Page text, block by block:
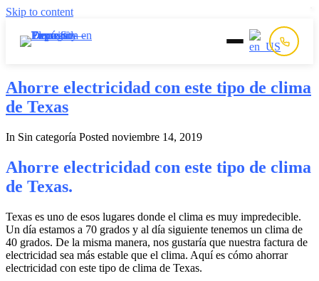
Skip to content
Inicio
Postpago
Contacto
Ahorre electricidad con este tipo de clima
de Texas
In Sin categoría Posted noviembre 14, 2019
Ahorre electricidad con este tipo de clima
de Texas.
Texas es uno de esos lugares donde el clima es muy impredecible.
Un día estamos a 70 grados y al día siguiente tenemos un clima de
40 grados. De la misma manera, nos gustaría que nuestra factura de
electricidad sea más estable que el clima. Aquí es cómo ahorrar
electricidad con este tipo de clima de Texas.